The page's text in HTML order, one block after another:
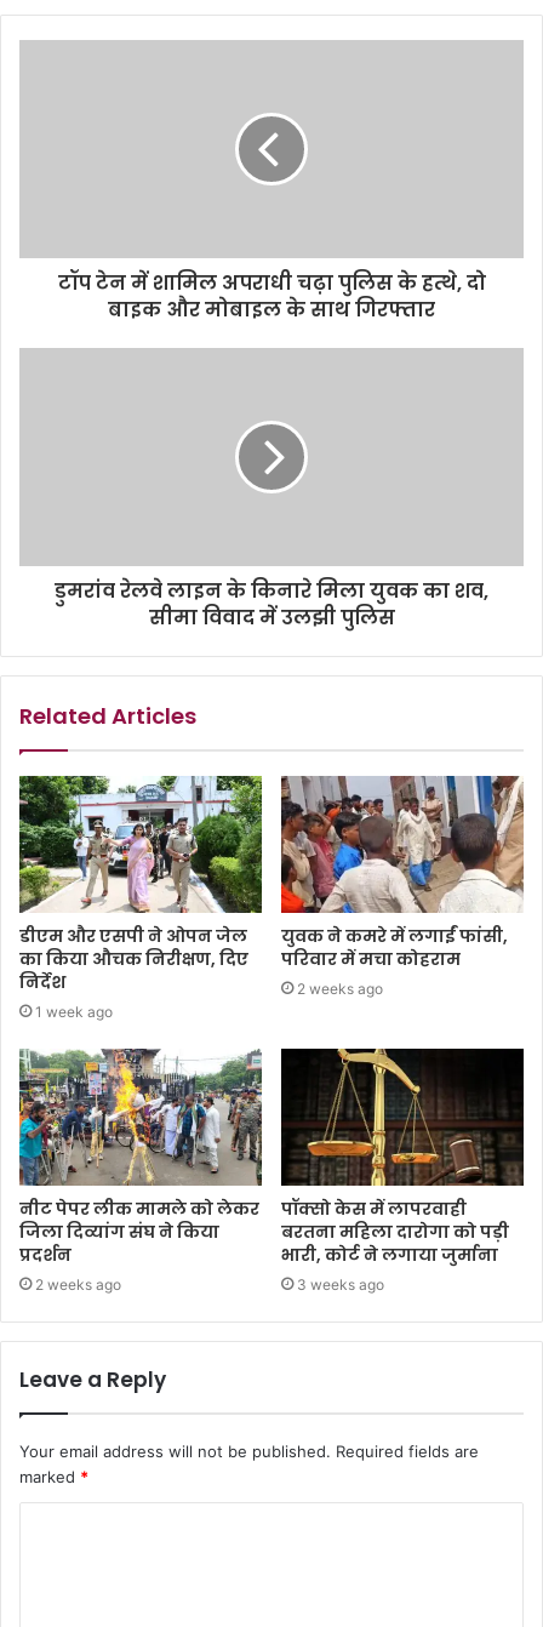
b
s
e
टॉप टेन में शामिल अपराधी चढ़ा पुलिस के हत्थे, दो
बाइक और मोबाइल के साथ गिरफ्तार
डुमरांव रेलवे लाइन के किनारे मिला युवक का शव,
सीमा विवाद में उलझी पुलिस
Related Articles
डीएम और एसपी ने ओपन जेल
का किया औचक निरीक्षण, दिए
निर्देश
1 week ago
युवक ने कमरे में लगाईं फांसी,
परिवार में मचा कोहराम
2 weeks ago
नीट पेपर लीक मामले को लेकर
जिला दिव्यांग संघ ने किया
प्रदर्शन
2 weeks ago
पॉक्सो केस में लापरवाही
बरतना महिला दारोगा को पड़ी
भारी, कोर्ट ने लगाया जुर्माना
3 weeks ago
Leave a Reply
Your email address will not be published. Required fields are
marked *